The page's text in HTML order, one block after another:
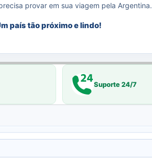
provar em sua viagem pela Argentina.
país tão próximo e lindo!
Suporte 24/7